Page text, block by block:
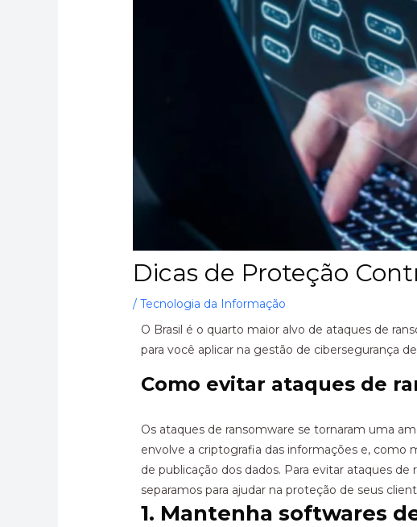
Dicas de Proteção
/Tecnologia da Informação
O Brasil é o quarto maior alvo de ataques de
para você aplicar na gestão de cibersegurança
Como evitar ataques de
Os ataques de ransomware se tornaram uma
envolve a criptografia das informações e, como
de publicação dos dados. Para evitar ataques
separamos para ajudar na proteção de seus
1. Mantenhasoftwares